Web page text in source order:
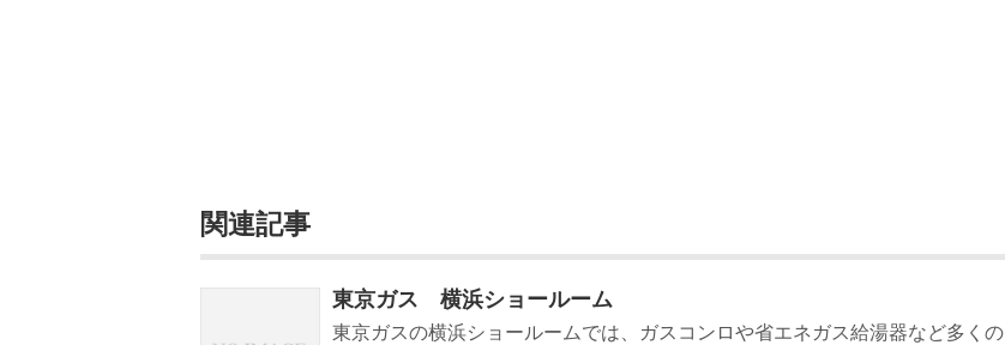
関連記事
東京ガス 横浜ショールーム
東京ガスの横浜ショールームでは、ガスコンロや省エネガス給湯器など多くの